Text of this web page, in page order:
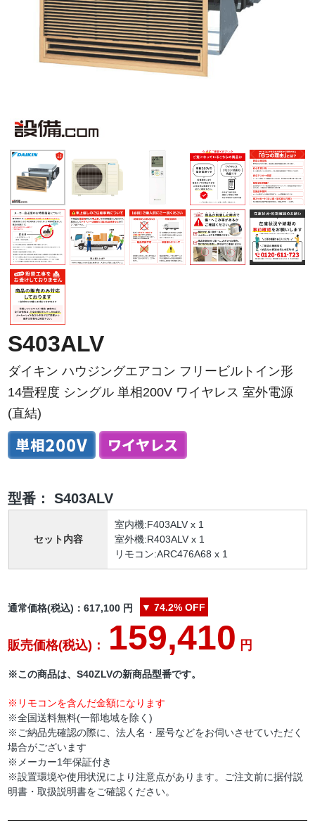
S403ALV
ダイキン ハウジングエアコン フリービルトイン形
14畳程度 シングル 単相200V ワイヤレス 室外電源
(直結)
型番： S403ALV
セット内容
室内機:F403ALV x 1
室外機:R403ALV x 1
リモコン:ARC476A68 x 1
通常価格(税込)：617,100 円 ▼ 74.2% OFF
販売価格(税込)： 159,410 円
※この商品は、S40ZLVの新商品型番です。
※リモコンを含んだ金額になります
※全国送料無料(一部地域を除く)
※ご納品先確認の際に、法人名・屋号などをお伺いさせていただく
場合がございます
※メーカー1年保証付き
※設置環境や使用状況により注意点があります。ご注文前に据付説
明書・取扱説明書をご確認ください。